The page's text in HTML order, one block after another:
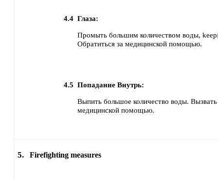
4.4 Глаза:
Промыть большим количеством воды,
Обратиться за медицинской помощью.
4.5 Попадание Внутрь:
Выпить большое количество воды.
медицинской помощью.
5. Firefighting measures